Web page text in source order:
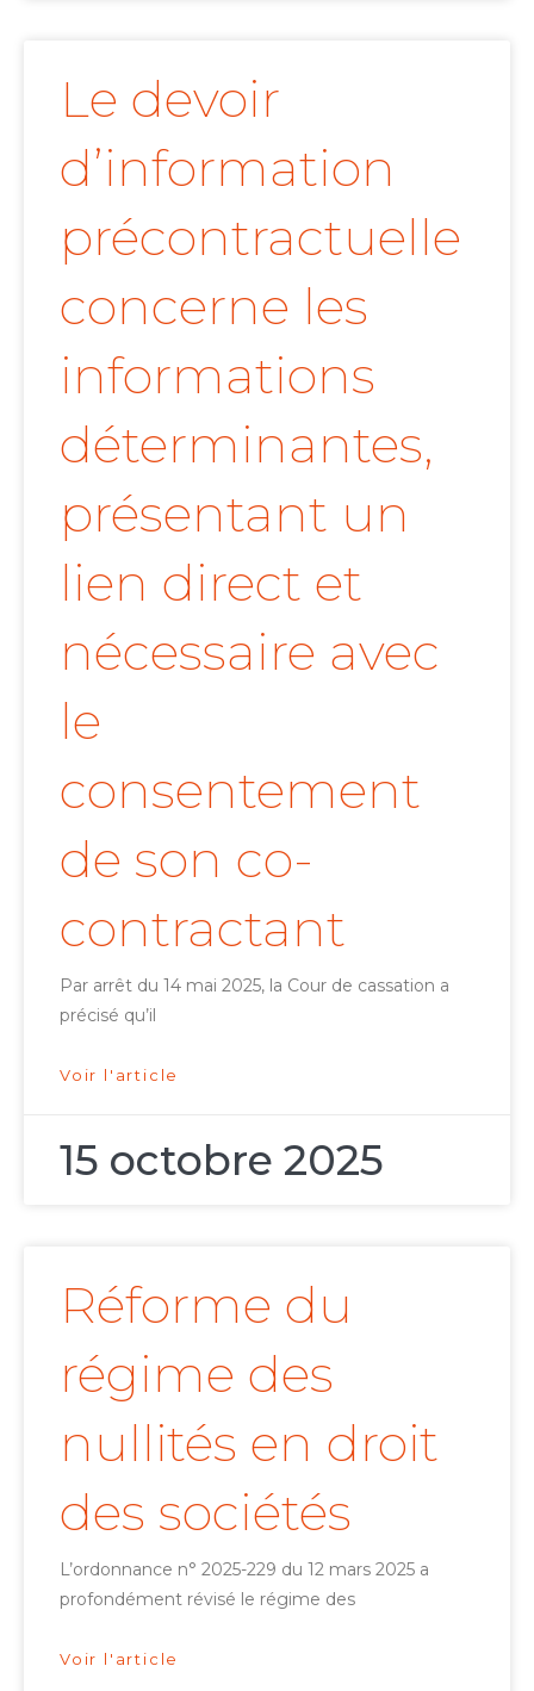
Le devoir
d’information
précontractuelle
concerne les
informations
déterminantes,
présentant un
lien direct et
nécessaire avec
le
consentement
de son co-
contractant
Par arrêt du 14 mai 2025, la Cour de cassation a
précisé qu’il
Voir l'article
15 octobre 2025
Réforme du
régime des
nullités en droit
des sociétés
L’ordonnance n° 2025-229 du 12 mars 2025 a
profondément révisé le régime des
Voir l'article